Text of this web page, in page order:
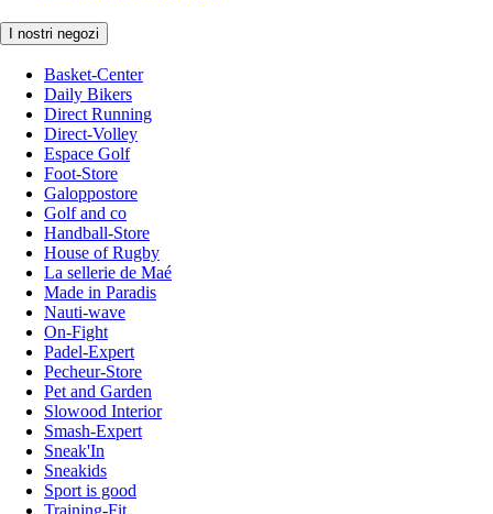
I nostri negozi
Basket-Center
Daily Bikers
Direct Running
Direct-Volley
Espace Golf
Foot-Store
Galoppostore
Golf and co
Handball-Store
House of Rugby
La sellerie de Maé
Made in Paradis
Nauti-wave
On-Fight
Padel-Expert
Pecheur-Store
Pet and Garden
Slowood Interior
Smash-Expert
Sneak'In
Sneakids
Sport is good